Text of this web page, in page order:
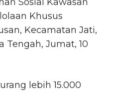
Sosial Kawasan
Khusus
Kecamatan Jati,
Tengah, Jumat, 10
lebih 15.000